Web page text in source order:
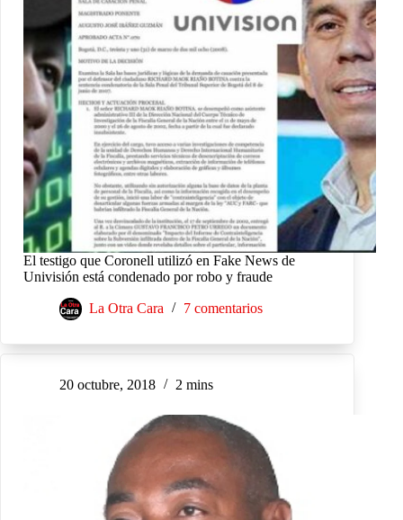
El testigo que Coronell utilizó en Fake News de
Univisión está condenado por robo y fraude
La Otra Cara 7 comentarios
20 octubre, 2018 2 mins